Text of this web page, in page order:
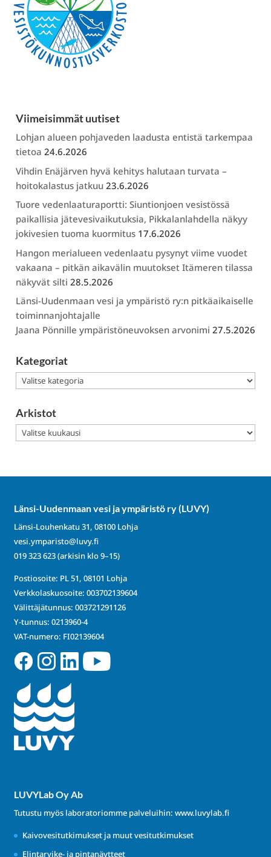
Viimeisimmät uutiset
Lohjan alueen pohjaveden laadusta entistä tarkempaa
tietoa 24.6.2026
Vihdin Enäjärven hyvä kehitys halutaan turvata –
hoitokalastus jatkuu 23.6.2026
Tuore vedenlaaturaportti: Siuntionjoen vesistössä
paikallisia jätevesivaikutuksia, Pikkalanlahdella näkyy
jokivesien tuoma kuormitus 17.6.2026
Hangon merialueen vedenlaatu pysynyt viime vuodet
vakaana – pitkän aikavälin muutokset Itämeren tilassa
näkyvät silti 28.5.2026
Länsi-Uudenmaan vesi ja ympäristö ry:n pitkäaikaiselle
toiminnanjohtajalle
Jaana Pönnille ympäristöneuvoksen arvonimi 27.5.2026
Kategoriat
Kategoriat
Arkistot
Arkistot
Länsi-Uudenmaan vesi ja ympäristö ry (LUVY)
Länsi-Louhenkatu 31, 08100 Lohja
vesi.ymparisto@luvy.fi
019 323 623(arkisin klo 9–15)
Postiosoite: PL 51, 08101 Lohja
Verkkolaskuosoite: 003702139604
Välittäjätunnus: 003721291126
Y-tunnus: 0213960-4
VAT-numero: FI02139604
LUVYLab Oy Ab
Tutustu myös laboratoriomme palveluihin: www.luvylab.fi
Kaivovesitutkimukset ja muut vesitutkimukset
Elintarvike- ja pintanäytteet